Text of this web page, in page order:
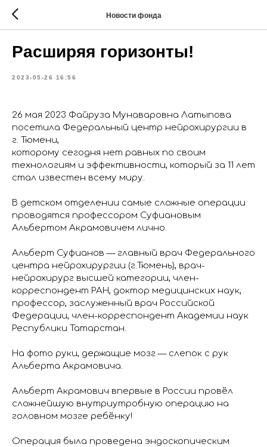
Новости фонда
Расширяя горизонты!
2023-05-26 16:56
26 мая 2023 Файруза Мунаваровна Латыпова
посетила Федеральный центр нейрохирургии в
г. Тюмени,
которому сегодня нет равных по своим
технологиям и эффективности, который за 11 лет
стал известен всему миру.
В детском отделении самые сложные операции
проводятся профессором Суфиановым
Альбертом Акрамовичем лично.
Альберт Суфианов — главный врач Федерального
центра нейрохирургии (г.Тюмень), врач-
нейрохирург высшей категории, член-
корреспондент РАН, доктор медицинских наук,
профессор, заслуженный врач Российской
Федерации, член-корреспондент Академии наук
Республики Татарстан.
На фото руки, держащие мозг — слепок с рук
Альберта Акрамовича.
Альберт Акрамович впервые в России провёл
сложнейшую внутриутробную операцию на
головном мозге ребёнку!
Операция была проведена эндоскопическим